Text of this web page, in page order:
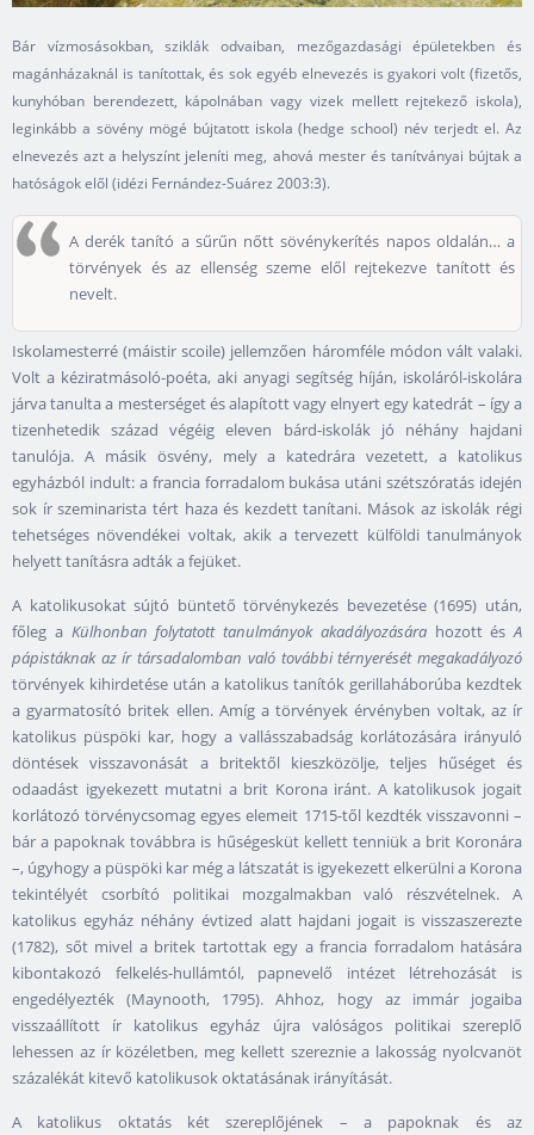
Bár vízmosásokban, sziklák odvaiban, mezőgazdasági épületekben és
magánházaknál is tanítottak, és sok egyéb elnevezés is gyakori volt (fizetős,
kunyhóban berendezett, kápolnában vagy vizek mellett rejtekező iskola),
leginkább a sövény mögé bújtatott iskola (hedge school) név terjedt el. Az
elnevezés azt a helyszínt jeleníti meg, ahová mester és tanítványai bújtak a
hatóságok elől (idézi Fernández-Suárez 2003:3).
A derék tanító a sűrűn nőtt sövénykerítés napos oldalán… a
törvények és az ellenség szeme elől rejtekezve tanított és
nevelt.
Iskolamesterré (máistir scoile) jellemzően háromféle módon vált valaki.
Volt a kéziratmásoló-poéta, aki anyagi segítség híján, iskoláról-iskolára
járva tanulta a mesterséget és alapított vagy elnyert egy katedrát – így a
tizenhetedik század végéig eleven bárd-iskolák jó néhány hajdani
tanulója. A másik ösvény, mely a katedrára vezetett, a katolikus
egyházból indult: a francia forradalom bukása utáni szétszóratás idején
sok ír szeminarista tért haza és kezdett tanítani. Mások az iskolák régi
tehetséges növendékei voltak, akik a tervezett külföldi tanulmányok
helyett tanításra adták a fejüket.
A katolikusokat sújtó büntető törvénykezés bevezetése (1695) után,
főleg a Külhonban folytatott tanulmányok akadályozására hozott ésA
pápistáknak az ír társadalomban való további térnyerését megakadályozó
törvények kihirdetése után a katolikus tanítók gerillaháborúba kezdtek
a gyarmatosító britek ellen. Amíg a törvények érvényben voltak, az ír
katolikus püspöki kar, hogy a vallásszabadság korlátozására irányuló
döntések visszavonását a britektől kieszközölje, teljes hűséget és
odaadást igyekezett mutatni a brit Korona iránt. A katolikusok jogait
korlátozó törvénycsomag egyes elemeit 1715-től kezdték visszavonni –
bár a papoknak továbbra is hűségesküt kellett tenniük a brit Koronára
–, úgyhogy a püspöki kar még a látszatát is igyekezett elkerülni a Korona
tekintélyét csorbító politikai mozgalmakban való részvételnek. A
katolikus egyház néhány évtized alatt hajdani jogait is visszaszerezte
(1782), sőt mivel a britek tartottak egy a francia forradalom hatására
kibontakozó felkelés-hullámtól, papnevelő intézet létrehozását is
engedélyezték (Maynooth, 1795). Ahhoz, hogy az immár jogaiba
visszaállított ír katolikus egyház újra valóságos politikai szereplő
lehessen az ír közéletben, meg kellett szereznie a lakosság nyolcvanöt
százalékát kitevő katolikusok oktatásának irányítását.
A katolikus oktatás két szereplőjének – a papoknak és az